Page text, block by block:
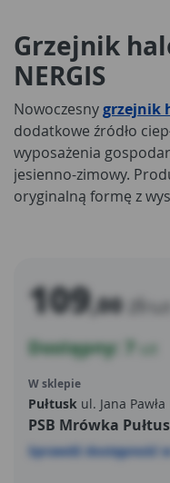
Grzejnik
NERGIS
Nowoczesnygrzejnik
dodatkowe źródło
wyposażenia
jesienno-zimowy.
oryginalną formę z
obsługi. Urządzenie
uchwytem, który
Siłę grzania można
400W/800W/1200W.
ogrzanego powietrza.
bezpieczeństwa.
109,00 zł
Dostępny: 7
W sklepie
Pułtusk ul. Jana
PSB Mrówka
Sprawdź dostępność